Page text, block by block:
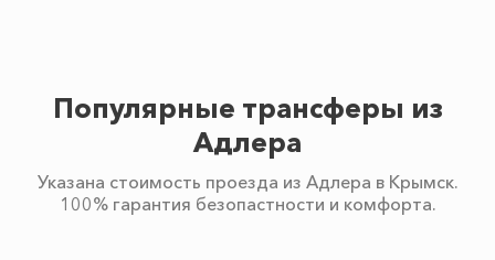
Популярные трансферы из
Адлера
Указана стоимость проезда из Адлера в Крымск.
100% гарантия безопастности и комфорта.